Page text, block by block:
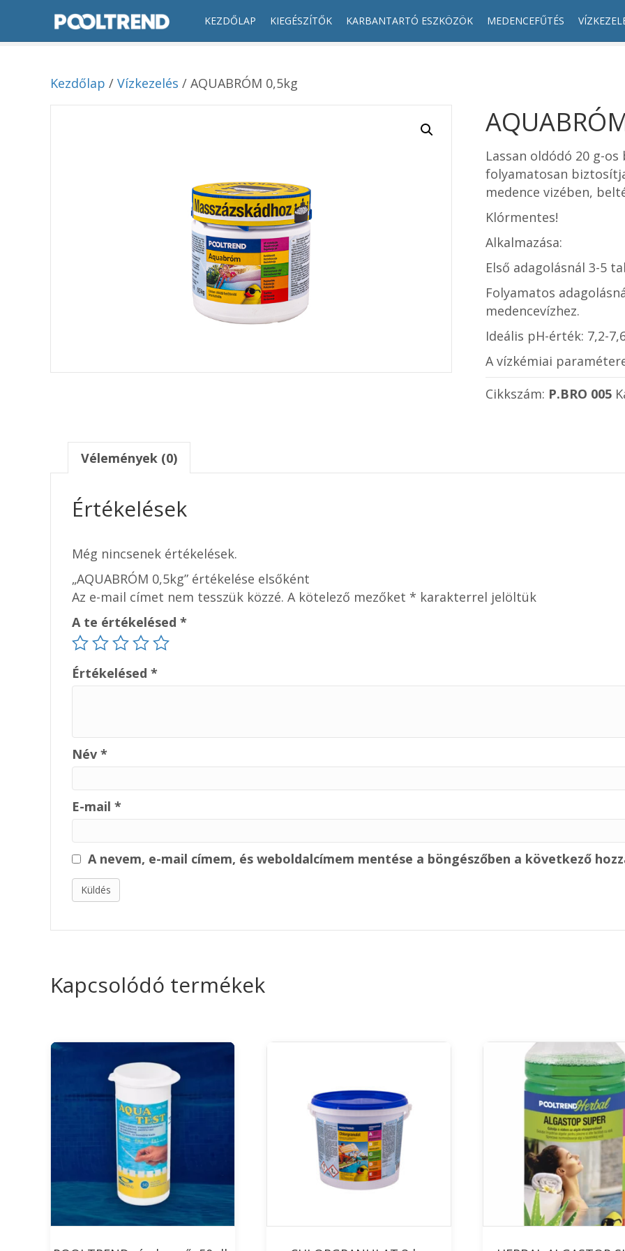
KEZDŐLAP KIEGÉSZÍTŐK KARBANTARTÓ ESZKÖZÖK MEDENCEFŰTÉS
Kezdőlap / Vízkezelés / AQUABRÓM 0,5kg
Lassan oldódó 20 g-
folyamatosan
medence vizében,
Klórmentes!
Alkalmazása:
Első adagolásnál 3-5
Folyamatos
medencevízhez.
Ideális pH-érték: 7,2-
A vízkémiai
Cikkszám: P.BRO 005
Vélemények (0)
Értékelések
Még nincsenek értékelések.
„AQUABRÓM 0,5kg” értékelése elsőként
Az e-mail címet nem tesszük közzé. A kötelező mezőket * karakterrel jelöltük
A te értékelésed *
Értékelésed *
Név *
E-mail *
A nevem, e-mail címem, és weboldalcímem mentése a böngészőben a következő
Kapcsolódó termékek